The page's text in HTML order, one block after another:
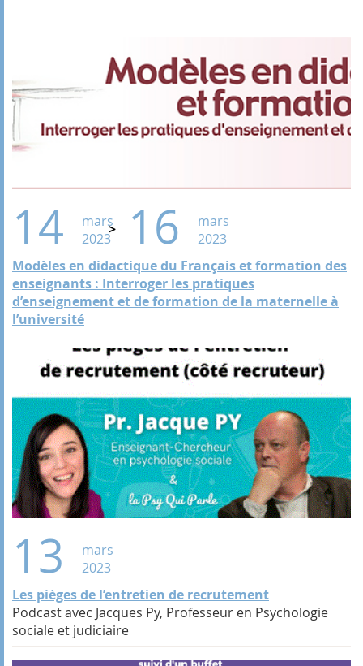
14
mars
2023
16
mars
2023
Modèles en didactique du Français et formation des
enseignants : Interroger les pratiques
d’enseignement et de formation de la maternelle à
l’université
13
mars
2023
Les pièges de l’entretien de recrutement
Podcast avec Jacques Py, Professeur en Psychologie
sociale et judiciaire